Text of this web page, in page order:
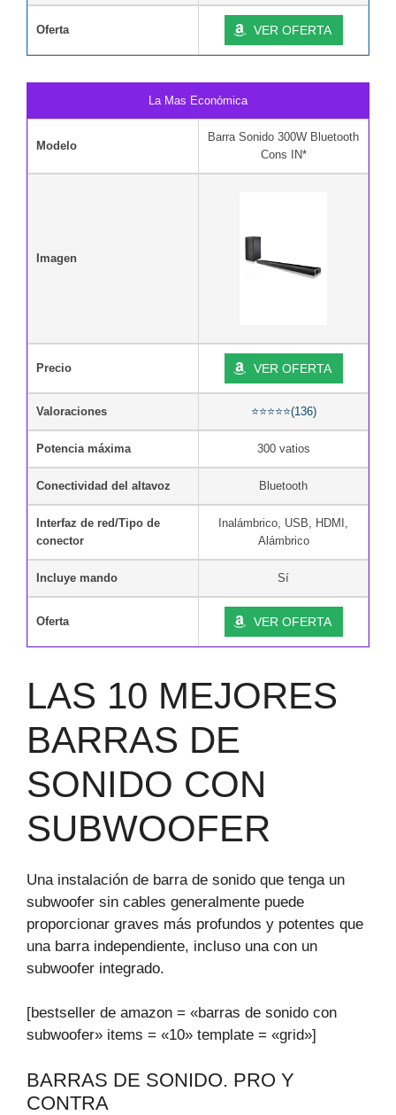
Oferta VER OFERTA
La Mas Económica
Modelo
Barra Sonido 300W Bluetooth
Cons IN*
Imagen
Precio VER OFERTA
Valoraciones ⭐⭐⭐⭐⭐(136)
Potencia máxima 300 vatios
Conectividad del altavoz Bluetooth
Interfaz de red/Tipo de
conector
Inalámbrico, USB, HDMI,
Alámbrico
Incluye mando Sí
Oferta VER OFERTA
LAS 10 MEJORES
BARRAS DE
SONIDO CON
SUBWOOFER
Una instalación de barra de sonido que tenga un
subwoofer sin cables generalmente puede
proporcionar graves más profundos y potentes que
una barra independiente, incluso una con un
subwoofer integrado.
[bestseller de amazon = «barras de sonido con
subwoofer» items = «10» template = «grid»]
BARRAS DE SONIDO. PRO Y
CONTRA